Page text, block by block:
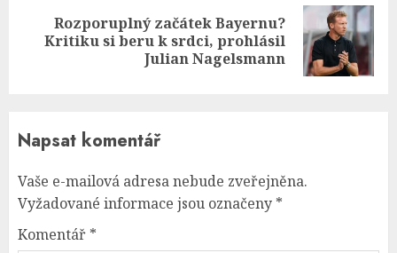
Next
Rozporuplný začátek Bayernu?
Kritiku si beru k srdci, prohlásil
Julian Nagelsmann
Napsat komentář
Vaše e-mailová adresa nebude zveřejněna.
Vyžadované informace jsou označeny *
Komentář *